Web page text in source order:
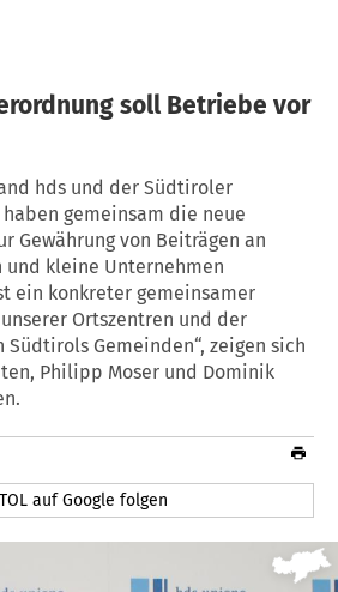
soll Betriebe vor
hds und der Südtiroler
gemeinsam die neue
Gewährung von Beiträgen an
kleine Unternehmen
ein konkreter gemeinsamer
Ortszentren und der
Gemeinden“, zeigen sich
Philipp Moser und Dominik
auf Google folgen